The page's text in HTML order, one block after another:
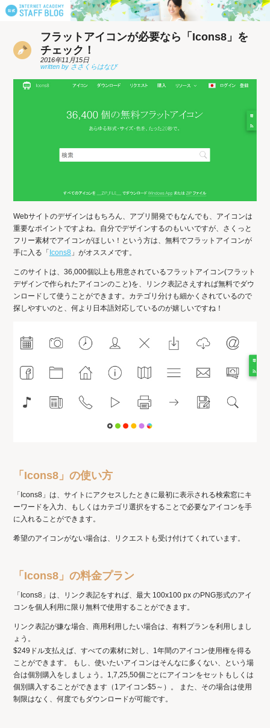
フラットアイコンが必要なら「Icons8」を
チェック！
2016年11月15日
Webサイトのデザインはもちろん、アプリ開発でもなんでも、アイコンは
重要なポイントですよね。自分でデザインするのもいいですが、さくっと
フリー素材でアイコンがほしい！という方は、無料でフラットアイコンが
手に入る「 Icons8」がオススメです。
このサイトは、36,000個以上も用意されているフラットアイコン(フラット
デザインで作られたアイコンのこと)を、リンク表記さえすれば無料でダウ
ンロードして使うことができます。カテゴリ分けも細かくされているので
探しやすいのと、何より日本語対応しているのが嬉しいですね！
「Icons8」の使い方
「Icons8」は、サイトにアクセスしたときに最初に表示される検索窓にキ
ーワードを入力、もしくはカテゴリ選択をすることで必要なアイコンを手
に入れることができます。
希望のアイコンがない場合は、リクエストも受け付けてくれています。
「Icons8」の料金プラン
「Icons8」は、リンク表記をすれば、最大 100x100 px のPNG形式のアイ
コンを個人利用に限り無料で使用することができます。
リンク表記が嫌な場合、商用利用したい場合は、有料プランを利用しまし
ょう。
$249ドル支払えば、すべての素材に対し、1年間のアイコン使用権を得る
ことができます。 もし、使いたいアイコンはそんなに多くない、という場
合は個別購入をしましょう。1,7,25,50個ごとにアイコンをセットもしくは
個別購入することができます（1アイコン$5～）。 また、その場合は使用
制限はなく、何度でもダウンロードが可能です。